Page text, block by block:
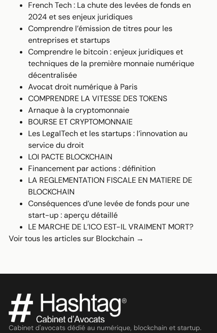
French Tech : La chute des levées de fonds en
2024 et ses enjeux juridiques
Comprendre l’émission de titres pour les
entreprises et startups
Comprendre le bitcoin : enjeux juridiques et
techniques de la première monnaie numérique
décentralisée
Avocat droit numérique à Paris
COMPRENDRE LA VITESSE DES TOKENS
Arnaque à la cryptomonnaie
BOURSE ET CRYPTOMONNAIE
Les LegalTech et les startups : l’innovation au
service du droit
LOI PACTE BLOCKCHAIN
Financement par actions : définition
LA REGLEMENTATION FISCALE EN MATIERE DE
BLOCKCHAIN
Conséquences d’une levée de fonds pour une
start-up : aperçu détaillé
LE MARCHE DE L’ICO EST-IL VRAIMENT MORT?
Voir tous les articles sur Blockchain →
Cabinet d'avocats dédié au numérique, blockchain et startup.